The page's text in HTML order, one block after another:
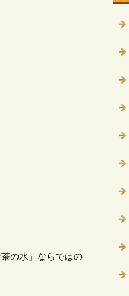
の水」ならではの